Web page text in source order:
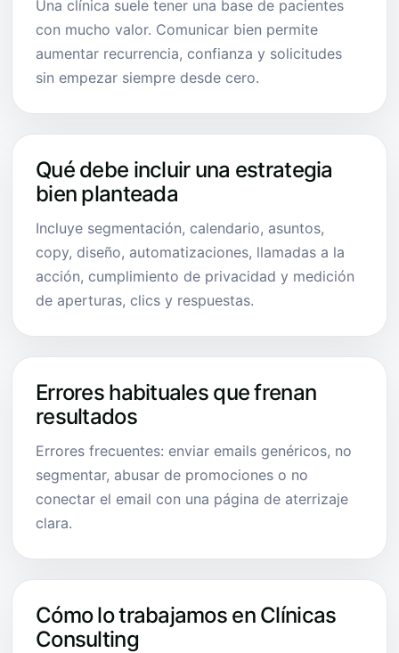
Una clínica suele tener una base de pacientes
con mucho valor. Comunicar bien permite
aumentar recurrencia, confianza y solicitudes
sin empezar siempre desde cero.
Qué debe incluir una estrategia
bien planteada
Incluye segmentación, calendario, asuntos,
copy, diseño, automatizaciones, llamadas a la
acción, cumplimiento de privacidad y medición
de aperturas, clics y respuestas.
Errores habituales que frenan
resultados
Errores frecuentes: enviar emails genéricos, no
segmentar, abusar de promociones o no
conectar el email con una página de aterrizaje
clara.
Cómo lo trabajamos en Clínicas
Consulting